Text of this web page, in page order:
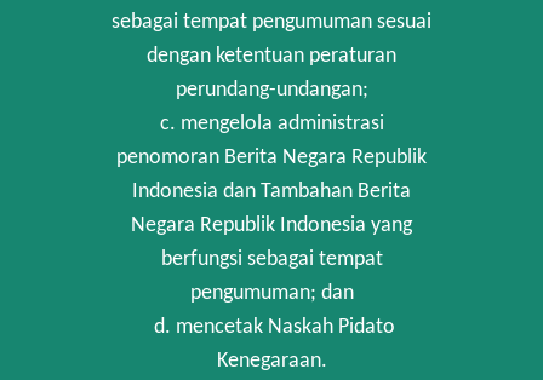
sebagai tempat pengumuman sesuai
dengan ketentuan peraturan
perundang-undangan;
c. mengelola administrasi
penomoran Berita Negara Republik
Indonesia dan Tambahan Berita
Negara Republik Indonesia yang
berfungsi sebagai tempat
pengumuman; dan
d. mencetak Naskah Pidato
Kenegaraan.